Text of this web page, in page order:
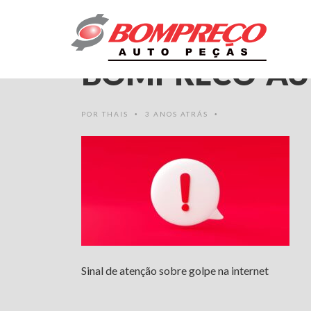
GOLPE-NA-
BOMPRECO-
POR THAIS • 3 ANOS ATRÁS •
Sinal de atenção sobre golpe na internet